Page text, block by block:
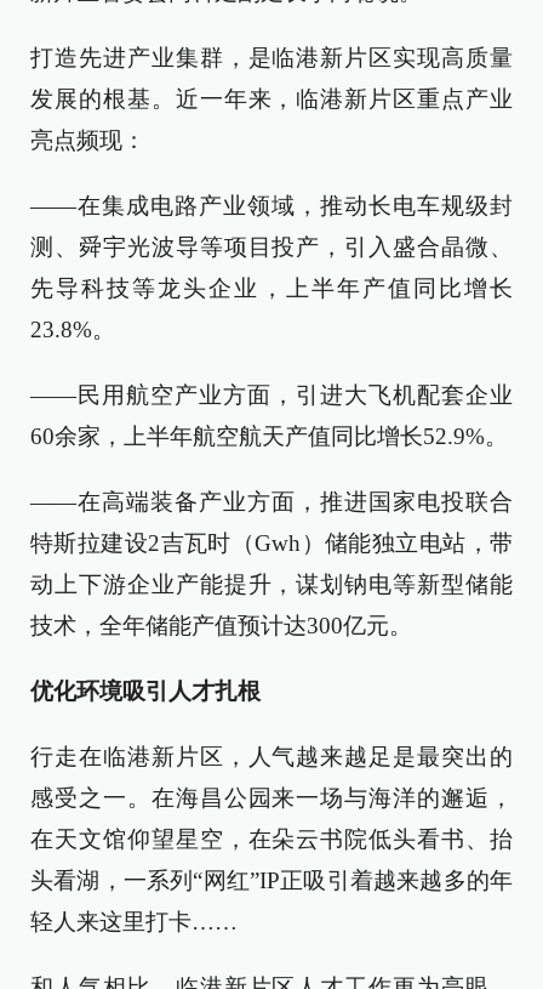
打造先进产业集群，是临港新片区实现高质量
发展的根基。近一年来，临港新片区重点产业
亮点频现：
——在集成电路产业领域，推动长电车规级封
测、舜宇光波导等项目投产，引入盛合晶微、
先导科技等龙头企业，上半年产值同比增长
23.8%。
——民用航空产业方面，引进大飞机配套企业
60余家，上半年航空航天产值同比增长52.9%。
——在高端装备产业方面，推进国家电投联合
特斯拉建设2吉瓦时（Gwh）储能独立电站，带
动上下游企业产能提升，谋划钠电等新型储能
技术，全年储能产值预计达300亿元。
优化环境吸引人才扎根
行走在临港新片区，人气越来越足是最突出的
感受之一。在海昌公园来一场与海洋的邂逅，
在天文馆仰望星空，在朵云书院低头看书、抬
头看湖，一系列“网红”IP正吸引着越来越多的年
轻人来这里打卡……